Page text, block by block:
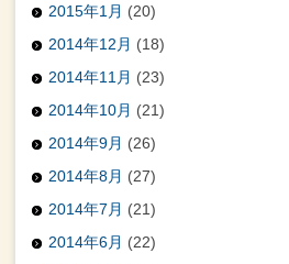
2015年1月 (20)
2014年12月 (18)
2014年11月 (23)
2014年10月 (21)
2014年9月 (26)
2014年8月 (27)
2014年7月 (21)
2014年6月 (22)